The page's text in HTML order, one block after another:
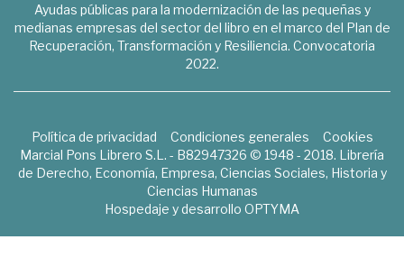
Ayudas públicas para la modernización de las pequeñas y
medianas empresas del sector del libro en el marco del Plan de
Recuperación, Transformación y Resiliencia. Convocatoria
2022.
Política de privacidad Condiciones generales
Cookies
Marcial Pons Librero S.L. - B82947326 © 1948 - 2018. Librería
de Derecho, Economía, Empresa, Ciencias Sociales, Historia y
Ciencias Humanas
Hospedaje y desarrollo OPTYMA